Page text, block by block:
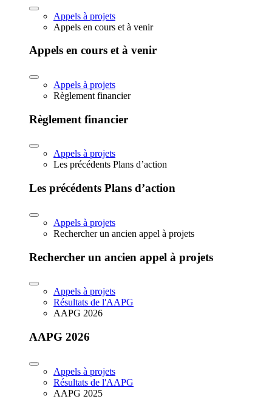
Appels à projets
Appels en cours et à venir
Appels en cours et à venir
Appels à projets
Règlement financier
Règlement financier
Appels à projets
Les précédents Plans d’action
Les précédents Plans d’action
Appels à projets
Rechercher un ancien appel à projets
Rechercher un ancien appel à projets
Appels à projets
Résultats de l'AAPG
AAPG 2026
AAPG 2026
Appels à projets
Résultats de l'AAPG
AAPG 2025